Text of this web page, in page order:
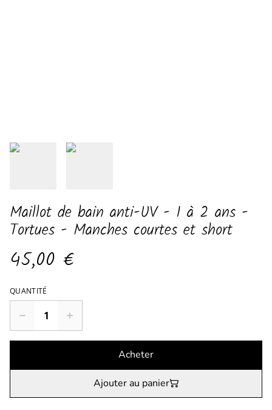
Maillot de bain anti-UV - 1 à 2 ans -
Tortues - Manches courtes et short
45,00 €
QUANTITÉ
Acheter
Ajouter au panier